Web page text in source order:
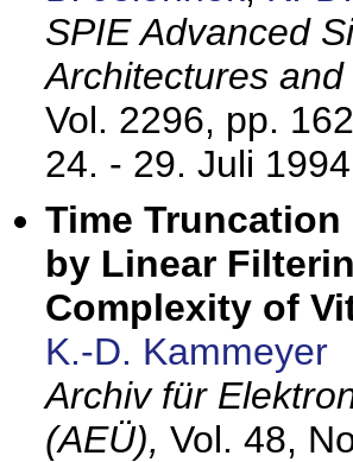
SPIE Advanced
Architectures
Vol. 2296, pp.
24. - 29. Juli 1994
Time
by Linear
Complexity of
K.-D. Kammeyer
Archiv für
(AEÜ), Vol. 48,